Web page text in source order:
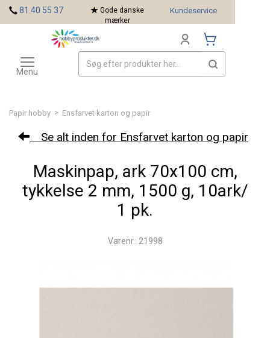
Papir hobby > Ensfarvet karton og papir
Se alt inden for Ensfarvet karton og papir
Maskinpap, ark 70x100 cm,
tykkelse 2 mm, 1500 g, 10ark/
1 pk.
Varenr.: 21998
81 40 55 37
Gode danske
mærker
Kundeservice
Toggle
navigation
Menu
Mærker